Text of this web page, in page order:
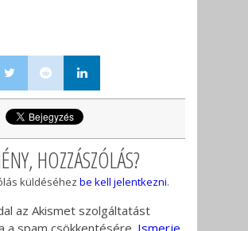
HOZZÁSZÓLÁS?
küldéséhez be kell jelentkezni.
az Akismet szolgáltatást
a spam csökkentésére. Ismerje